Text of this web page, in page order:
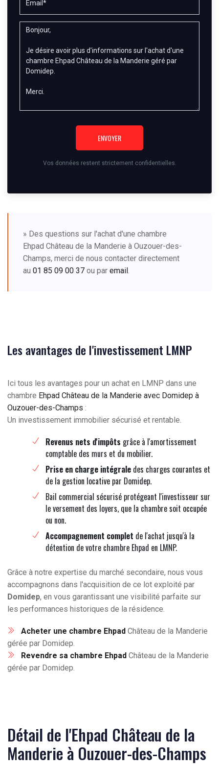
ENVOYER
Vos données restent strictement confidentielles.
» Des questions sur l'achat d'une chambre
Ehpad Château de la Manderie à Ouzouer-des-
Champs, merci de nous contacter directement
au 01 85 09 00 37 ou par email.
Les avantages de l'investissement LMNP
Ici tous les avantages pour un achat en LMNP dans une
chambre Ehpad Château de la Manderie avec Domidep à
Ouzouer-des-Champs :
Un investissement immobilier sécurisé et rentable.
Revenus nets d'impôts grâce à l'amortissement
comptable des murs et du mobilier.
Prise en charge intégrale des charges courantes et
de la gestion locative par Domidep.
Bail commercial sécurisé protégeant l'investisseur sur
le versement des loyers, que la chambre soit occupée
ou non.
Accompagnement complet de l'achat jusqu'à la
détention de votre chambre Ehpad en LMNP.
Grâce à notre expertise du marché secondaire, nous vous
accompagnons dans l'acquisition de ce lot exploité par
Domidep, en vous garantissant une visibilité parfaite sur
les performances historiques de la résidence.
Acheter une chambre Ehpad Château de la Manderie
gérée par Domidep.
Revendre sa chambre Ehpad Château de la Manderie
gérée par Domidep.
Détail de l'Ehpad Château de la
Manderie à Ouzouer-des-Champs